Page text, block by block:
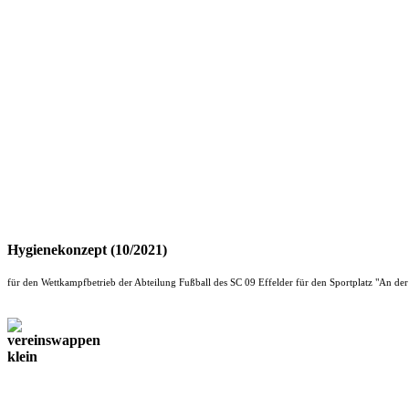
Hygienekonzept (10/2021)
für den Wettkampfbetrieb der Abteilung Fußball des SC 09 Effelder für den Sportplatz "An